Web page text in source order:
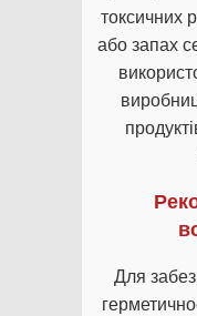
токсичних
або запах
Для